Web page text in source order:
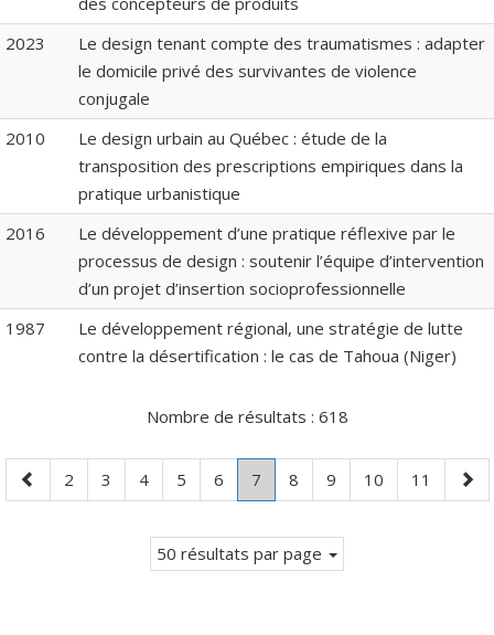
2023
Le design tenant compte des traumatismes : adapter
le domicile privé des survivantes de violence
conjugale
2010
Le design urbain au Québec : étude de la
transposition des prescriptions empiriques dans la
pratique urbanistique
2016
Le développement d’une pratique réflexive par le
processus de design : soutenir l’équipe d’intervention
d’un projet d’insertion socioprofessionnelle
1987
Le développement régional, une stratégie de lutte
contre la désertification : le cas de Tahoua (Niger)
Nombre de résultats : 618
Page
précédente
Page
2 Page
3 Page
4 Page
5 Page
6 Page
7.
Page
courante.
Page
8 Page
9 Page
10 Page
11
50 résultats par page